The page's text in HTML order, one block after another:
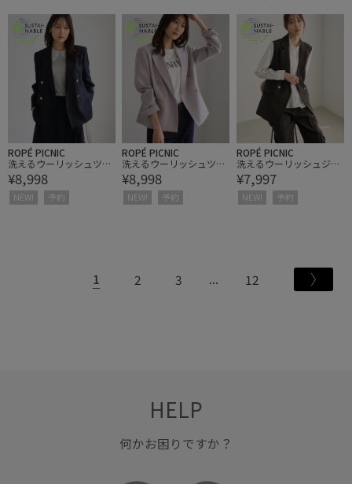
ROPÉ PICNIC
洗えるウーリッシュツイ
ルジャケット/低身長・
小柄さんサイズ有り
¥8,998
NEW! 予約
ROPÉ PICNIC
洗えるウーリッシュツイ
ルジャケット/低身長・
小柄さんサイズ有り
¥8,998
NEW! 予約
ROPÉ PICNIC
洗えるウーリッシュジ
レ・ベスト/セットアッ
プ対応
¥7,997
NEW! 予約
1 2 3 12
HELP
何かお困りですか？